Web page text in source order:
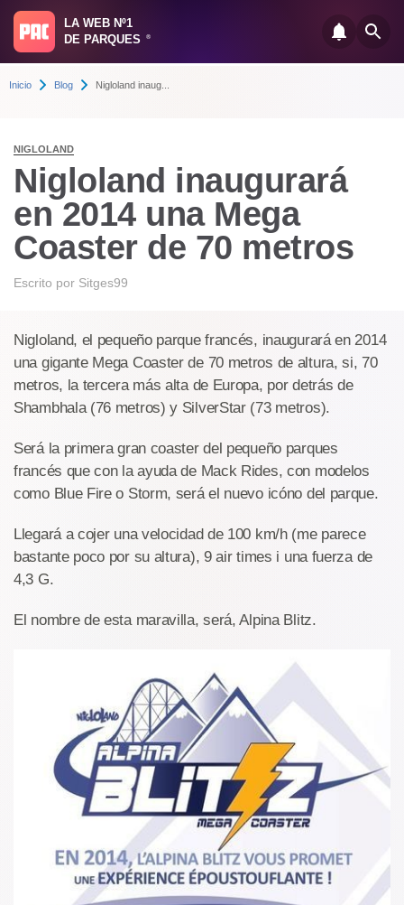
LA WEB Nº1
DE PARQUES
®
Inicio Blog Nigloland inaug...
NIGLOLAND
Nigloland inaugurará
en 2014 una Mega
Coaster de 70 metros
Escrito por Sitges99
Nigloland, el pequeño parque francés, inaugurará en 2014
una gigante Mega Coaster de 70 metros de altura, si, 70
metros, la tercera más alta de Europa, por detrás de
Shambhala (76 metros) y SilverStar (73 metros).
Será la primera gran coaster del pequeño parques
francés que con la ayuda de Mack Rides, con modelos
como Blue Fire o Storm, será el nuevo icóno del parque.
Llegará a cojer una velocidad de 100 km/h (me parece
bastante poco por su altura), 9 air times i una fuerza de
4,3 G.
El nombre de esta maravilla, será, Alpina Blitz.